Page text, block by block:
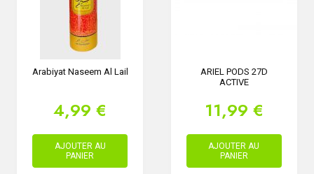
Arabiyat Naseem Al Lail
4,99 €
AJOUTER AU
PANIER
ARIEL PODS 27D
ACTIVE
11,99 €
AJOUTER AU
PANIER